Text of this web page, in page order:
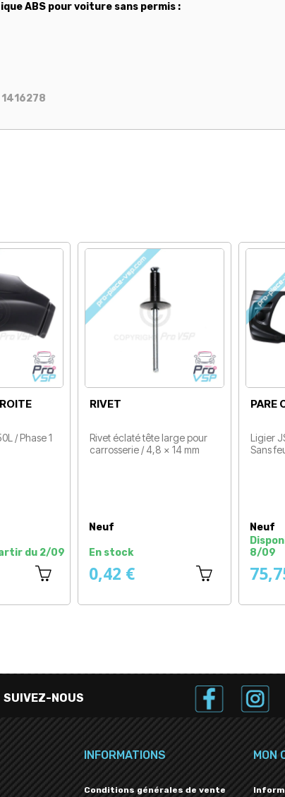
ABS pour voiture sans permis :
CALANDRE
Ligier JS50 , Ligier JS50L
Club Ébène / Phase 1
En stock
65,75 €
Pour remplacer votre
brise ou coller vos
29,08 €
SUIVEZ-NOUS
INFORMATIONS
Conditions générales de vente
MON